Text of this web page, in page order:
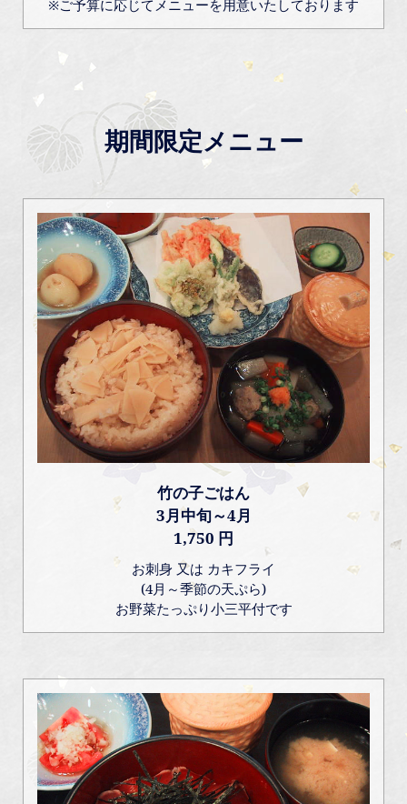
※ご予算に応じてメニューを用意いたしております
期間限定メニュー
竹の子ごはん
3月中旬～4月
1,750 円
お刺身 又は カキフライ
(4月～季節の天ぷら)
お野菜たっぷり小三平付です